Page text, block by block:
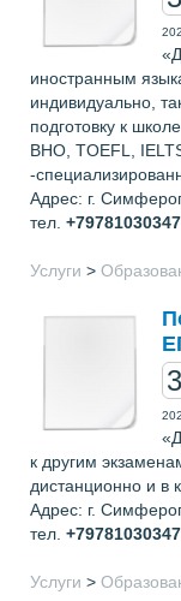
иностранным
индивидуально,
подготовку к
ВНО, TOEFL,
-
Адрес: г.
тел. +79781030347
Услуги >
к другим
дистанционно и в
Адрес: г.
тел. +79781030347
Услуги >